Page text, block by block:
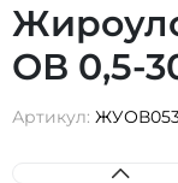
ОВ 0,5-
Артикул: